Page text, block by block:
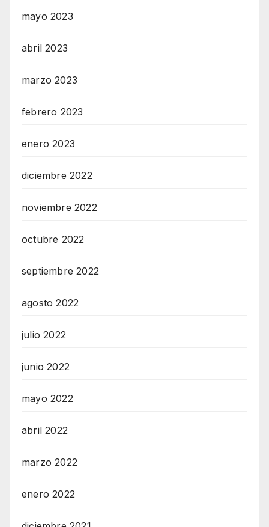
mayo 2023
abril 2023
marzo 2023
febrero 2023
enero 2023
diciembre 2022
noviembre 2022
octubre 2022
septiembre 2022
agosto 2022
julio 2022
junio 2022
mayo 2022
abril 2022
marzo 2022
enero 2022